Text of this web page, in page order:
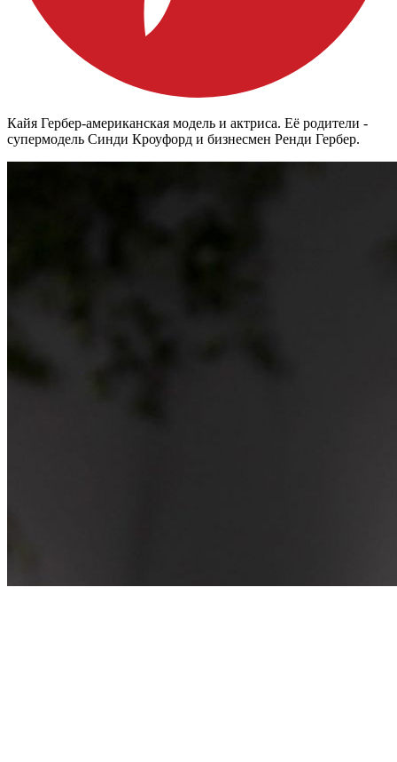
Кайя Гербер-американская модель и актриса. Её родители -
супермодель Синди Кроуфорд и бизнесмен Ренди Гербер.